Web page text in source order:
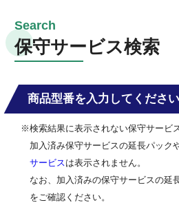
保守サービス検索
商品型番を入力してください
※検索結果に表示されない保守サービ
加入済み保守サービスの延長パック
サービス は表示されません。
なお、加入済みの保守サービスの延
をご確認ください。